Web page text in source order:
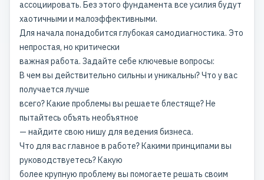
ассоциировать. Без этого фундамента все усилия будут
хаотичными и малоэффективными.
Для начала понадобится глубокая самодиагностика. Это
непростая, но критически
важная работа. Задайте себе ключевые вопросы:
В чем вы действительно сильны и уникальны? Что у вас
получается лучше
всего? Какие проблемы вы решаете блестяще? Не
пытайтесь объять необъятное
— найдите свою нишу для ведения бизнеса.
Что для вас главное в работе? Какими принципами вы
руководствуетесь? Какую
более крупную проблему вы помогаете решать своим